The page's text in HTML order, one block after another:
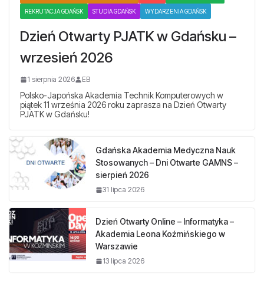
REKRUTACJA GDAŃSK STUDIA GDAŃSK WYDARZENIA GDAŃSK
Dzień Otwarty PJATK w Gdańsku –
wrzesień 2026
1 sierpnia 2026 EB
Polsko-Japońska Akademia Technik Komputerowych w
piątek 11 września 2026 roku zaprasza na Dzień Otwarty
PJATK w Gdańsku!
Gdańska Akademia Medyczna Nauk
Stosowanych – Dni Otwarte GAMNS –
sierpień 2026
31 lipca 2026
Dzień Otwarty Online – Informatyka –
Akademia Leona Koźmińskiego w
Warszawie
13 lipca 2026